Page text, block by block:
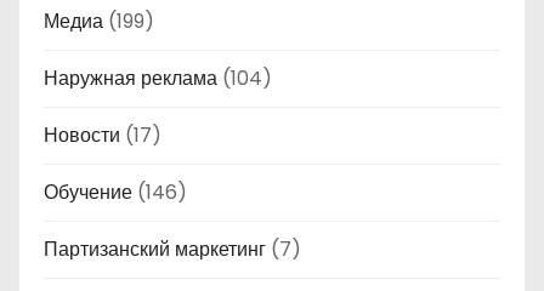
Медиа (199)
Наружная реклама (104)
Новости (17)
Обучение (146)
Партизанский маркетинг (7)